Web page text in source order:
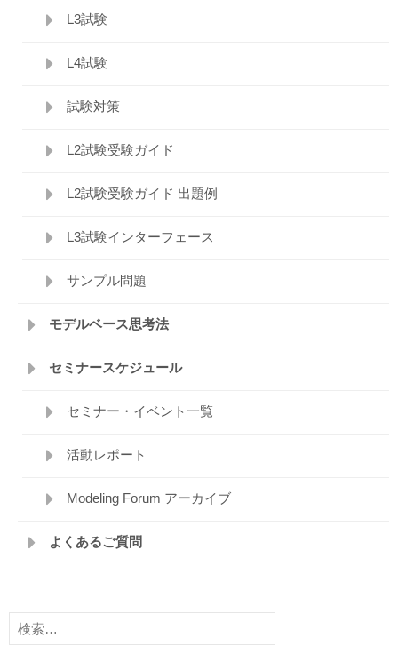
L3試験
L4試験
試験対策
L2試験受験ガイド
L2試験受験ガイド 出題例
L3試験インターフェース
サンプル問題
モデルベース思考法
セミナースケジュール
セミナー・イベント一覧
活動レポート
Modeling Forum アーカイブ
よくあるご質問
検
索: